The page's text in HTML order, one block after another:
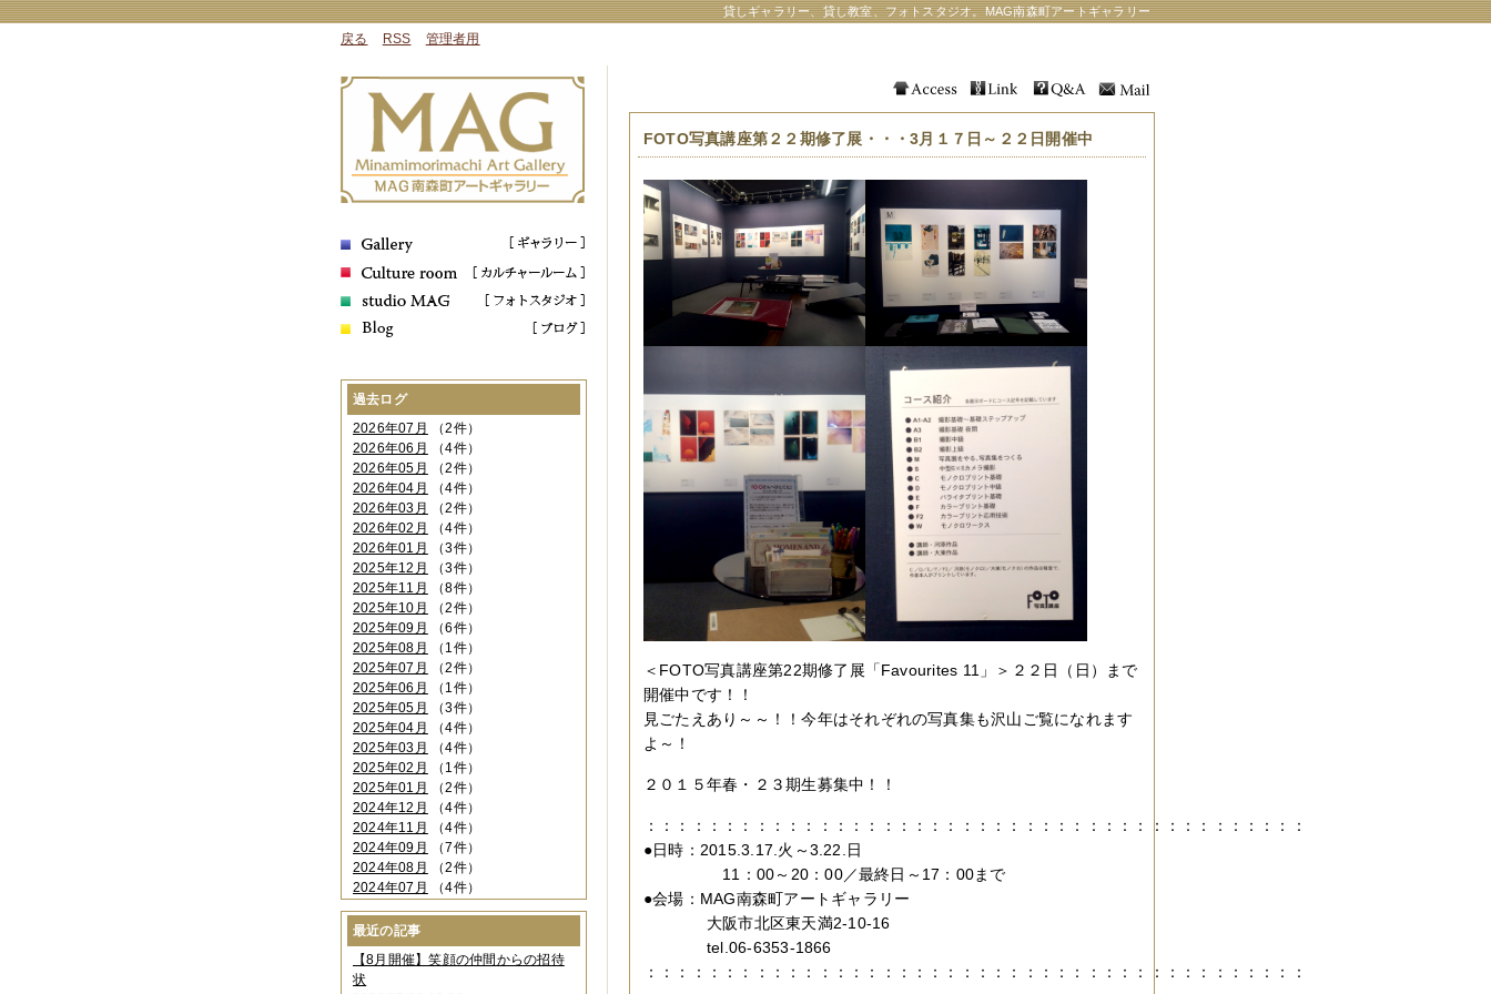
貸しギャラリー、貸し教室、フォトスタジオ。MAG南森町アートギャラリー
戻る RSS 管理者用
FOTO写真講座第２２期修了展・・・3月１７日～２２日開催中
＜FOTO写真講座第22期修了展「Favourites 11」＞２２日（日）まで
開催中です！！
見ごたえあり～～！！今年はそれぞれの写真集も沢山ご覧になれます
よ～！
２０１５年春・２３期生募集中！！
：：：：：：：：：：：：：：：：：：：：：：：：：：：：：：：：：：：：：：：：：：
●日時：2015.3.17.火～3.22.日
11：00～20：00／最終日～17：00まで
●会場：MAG南森町アートギャラリー
大阪市北区東天満2-10-16
tel.06-6353-1866
：：：：：：：：：：：：：：：：：：：：：：：：：：：：：：：：：：：：：：：：：：
過去ログ
2026年07月
（2件）
2026年06月
（4件）
2026年05月
（2件）
2026年04月
（4件）
2026年03月
（2件）
2026年02月
（4件）
2026年01月
（3件）
2025年12月
（3件）
2025年11月
（8件）
2025年10月
（2件）
2025年09月
（6件）
2025年08月
（1件）
2025年07月
（2件）
2025年06月
（1件）
2025年05月
（3件）
2025年04月
（4件）
2025年03月
（4件）
2025年02月
（1件）
2025年01月
（2件）
2024年12月
（4件）
2024年11月
（4件）
2024年09月
（7件）
2024年08月
（2件）
2024年07月
（4件）
2024年06月（4件）
2024年04月
2024年03月（3件）
2024年02月（2件）
2023年12月
最近の記事
【8月開催】笑顔の仲間からの招待
状